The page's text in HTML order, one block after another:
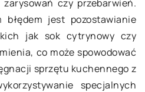
czy przebarwień.
błędem jest pozostawianie
jak sok cytrynowy czy
co może spowodować
sprzętu kuchennego z
specjalnych